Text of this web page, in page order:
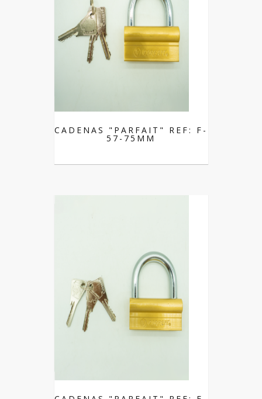
CADENAS "PARFAIT" REF: F-
57-75MM